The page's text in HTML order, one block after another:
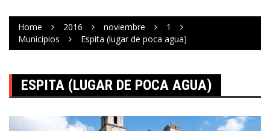
Home 2016 noviembre
1
Municipios
Espita (lugar de poca agua)
ESPITA (LUGAR DE POCA AGUA)